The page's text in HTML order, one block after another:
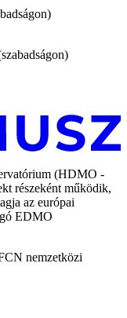
(HDMO -
részeként működik,
az európai
EDMO
nemzetközi